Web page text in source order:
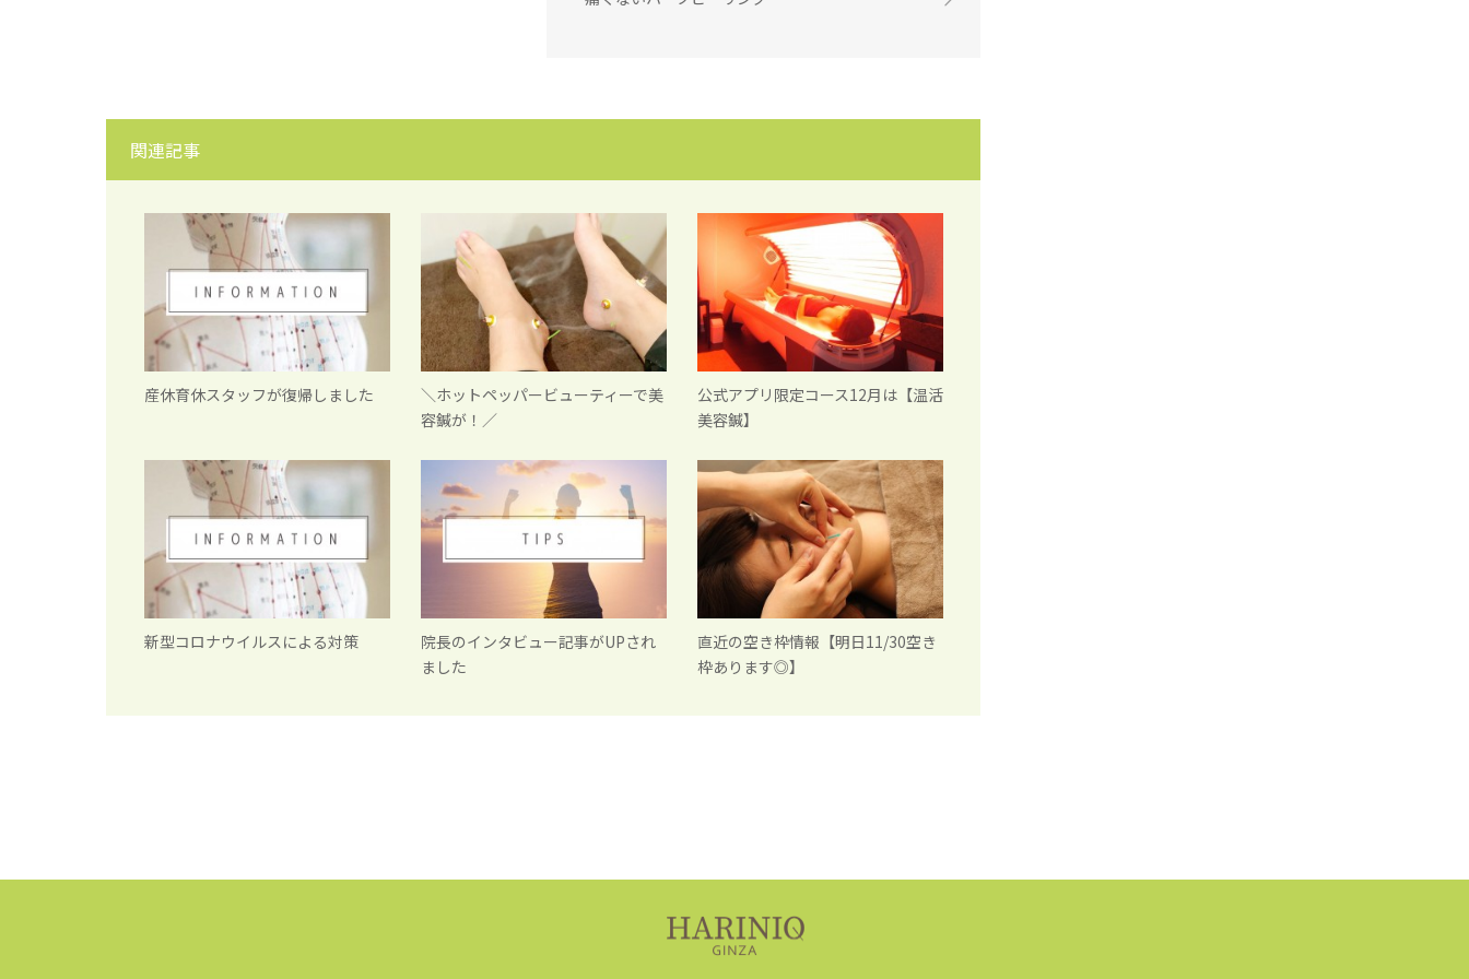
関連記事
産休育休スタッフが復帰しました
＼ホットペッパービューティーで美
容鍼が！／
公式アプリ限定コース12月は【温活
美容鍼】
新型コロナウイルスによる対策
院長のインタビュー記事がUPされ
ました
直近の空き枠情報【明日11/30空き
枠あります◎】